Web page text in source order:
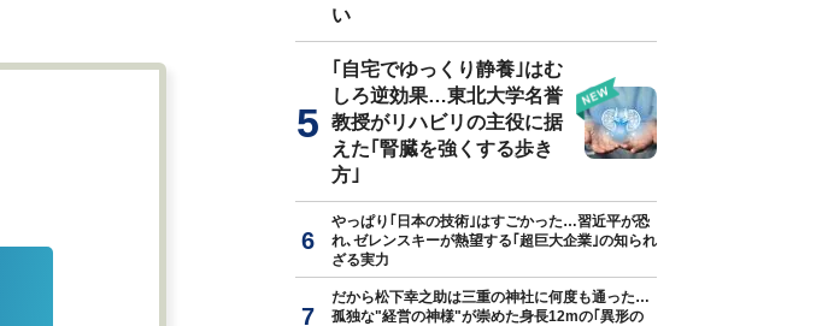
い
｢自宅でゆっくり静養｣はむ
しろ逆効果…東北大学名誉
教授がリハビリの主役に据
えた｢腎臓を強くする歩き
方｣
やっぱり｢日本の技術｣はすごかった…習近平が恐
れ､ゼレンスキーが熱望する｢超巨大企業｣の知られ
ざる実力
だから松下幸之助は三重の神社に何度も通った…
孤独な"経営の神様"が崇めた身長12mの｢異形の